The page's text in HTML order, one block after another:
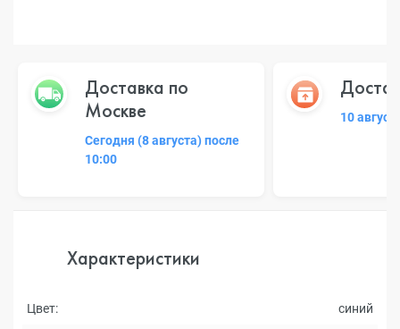
Доставка по
Москве
Сегодня (8 августа) после
10:00
10
Характеристики
Цвет: синий